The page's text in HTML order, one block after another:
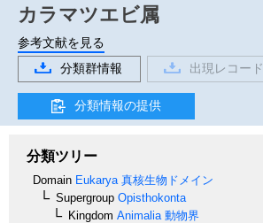
カラマツエビ属
参考文献を見る
分類群情報
出現レコード
分類情報の提供
分類ツリー
Domain Eukarya 真核生物ドメイン
Supergroup Opisthokonta
Kingdom Animalia 動物界